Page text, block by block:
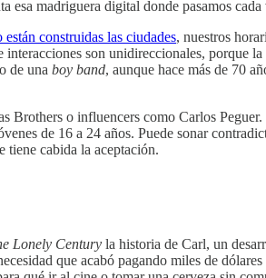
esa madriguera digital donde pasamos cada
están construidas las ciudades, nuestros
son unidireccionales, porque
de una boy band, aunque hace más de 70
Brothers o influencers como Carlos
de 16 a 24 años. Puede sonar
tiene cabida la aceptación.
Lonely Century la historia de Carl, un
que acabó pagando miles de